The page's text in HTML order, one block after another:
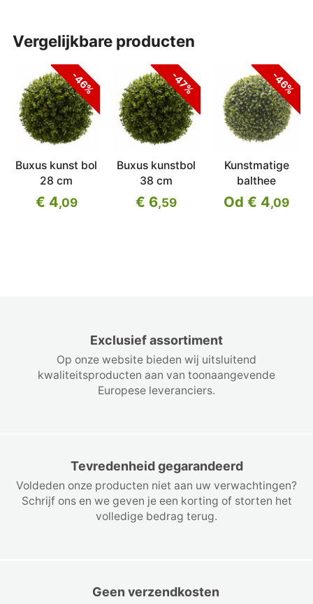
Exclusief assortiment
Op onze website bieden wij uitsluitend
kwaliteitsproducten aan van toonaangevende
Europese leveranciers.
Tevredenheid gegarandeerd
Voldeden onze producten niet aan uw verwachtingen?
Schrijf ons en we geven je een korting of storten het
volledige bedrag terug.
Geen verzendkosten
vergelijkbare producten
-46%
Buxus kunst bol
28 cm
€ 4,09
-47%
Buxus kunstbol
38 cm
€ 6,59
-46%
Kunstmatige
balthee
Od € 4,09